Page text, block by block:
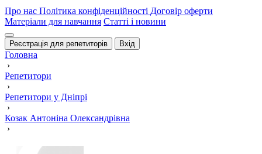
Про нас Політика конфіденційності Договір оферти
Матеріали для навчання Статті і новини
Реєстрація для репетиторів Вхід
Головна
›
Репетитори
›
Репетитори у Дніпрі
›
Козак Антоніна Олександрівна
›